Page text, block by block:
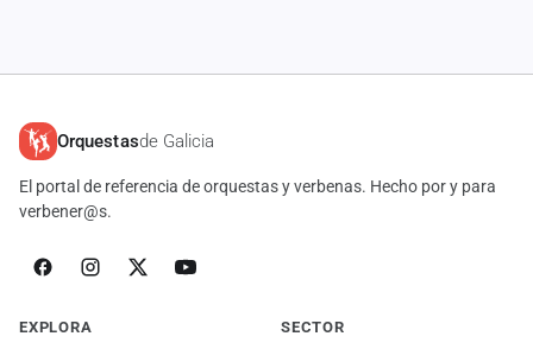
Orquestasde Galicia
El portal de referencia de orquestas y verbenas. Hecho por y para
verbener@s.
EXPLORA SECTOR